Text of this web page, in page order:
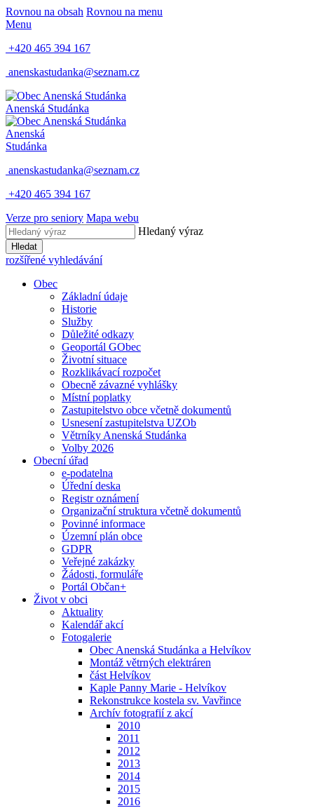
Rovnou na obsah Rovnou na menu
Menu
+420 465 394 167
anenskastudanka@seznam.cz
Anenská Studánka
Anenská
Studánka
anenskastudanka@seznam.cz
+420 465 394 167
Verze pro seniory Mapa webu
Hledaný výraz
Hledat
rozšířené vyhledávání
Obec
Základní údaje
Historie
Služby
Důležité odkazy
Geoportál GObec
Životní situace
Rozklikávací rozpočet
Obecně závazné vyhlášky
Místní poplatky
Zastupitelstvo obce včetně dokumentů
Usnesení zastupitelstva UZOb
Větrníky Anenská Studánka
Volby 2026
Obecní úřad
e-podatelna
Úřední deska
Registr oznámení
Organizační struktura včetně dokumentů
Povinné informace
Územní plán obce
GDPR
Veřejné zakázky
Žádosti, formuláře
Portál Občan+
Život v obci
Aktuality
Kalendář akcí
Fotogalerie
Obec Anenská Studánka a Helvíkov
Montáž větrných elektráren
část Helvíkov
Kaple Panny Marie - Helvíkov
Rekonstrukce kostela sv. Vavřince
Archív fotografií z akcí
2010
2011
2012
2013
2014
2015
2016